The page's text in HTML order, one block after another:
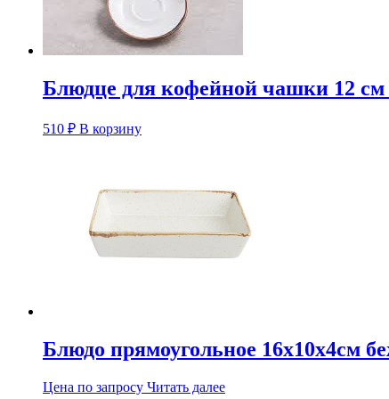
Блюдце для кофейной чашки 12 см
510 ₽ В корзину
Блюдо прямоугольное 16х10х4см
Цена по запросу Читать далее